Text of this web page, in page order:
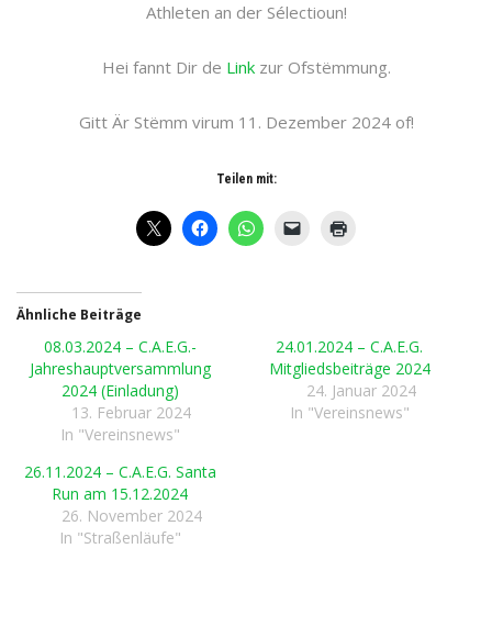
Athleten an der Sélectioun!
Hei fannt Dir de Linkzur Ofstëmmung.
Gitt Är Stëmm virum 11. Dezember 2024 of!
Teilen mit:
Ähnliche Beiträge
08.03.2024 – C.A.E.G.-
Jahreshauptversammlung
2024 (Einladung)
13. Februar 2024
In "Vereinsnews"
24.01.2024 – C.A.E.G.
Mitgliedsbeiträge 2024
24. Januar 2024
In "Vereinsnews"
26.11.2024 – C.A.E.G. Santa
Run am 15.12.2024
26. November 2024
In "Straßenläufe"